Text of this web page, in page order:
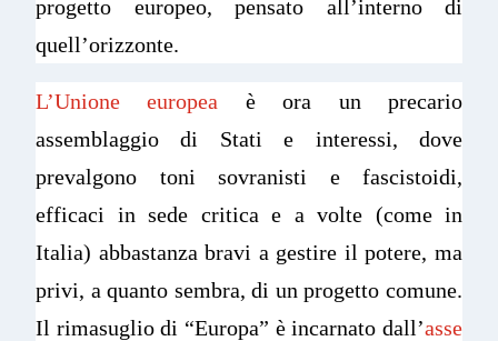
progetto europeo, pensato all’interno di
quell’orizzonte.
L’Unione europea è ora un precario
assemblaggio di Stati e interessi, dove
prevalgono toni sovranisti e fascistoidi,
efficaci in sede critica e a volte (come in
Italia) abbastanza bravi a gestire il potere, ma
privi, a quanto sembra, di un progetto comune.
Il rimasuglio di “Europa” è incarnato dall’asse